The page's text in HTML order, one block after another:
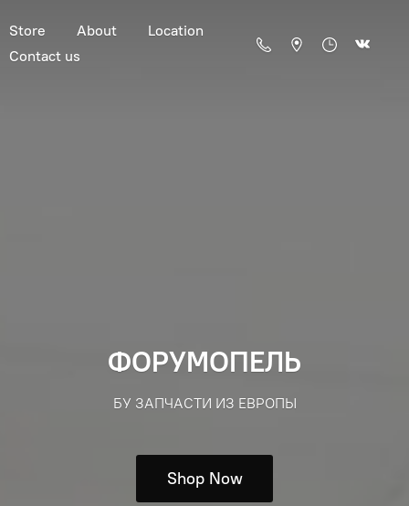
Store About
Location
Contact us
ФОРУМОПЕЛЬ
БУ ЗАПЧАСТИ ИЗ ЕВРОПЫ
Shop Now